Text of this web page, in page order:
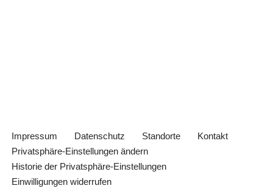
Impressum Datenschutz Standorte
Kontakt
Privatsphäre-Einstellungen ändern
Historie der Privatsphäre-Einstellungen
Einwilligungen widerrufen